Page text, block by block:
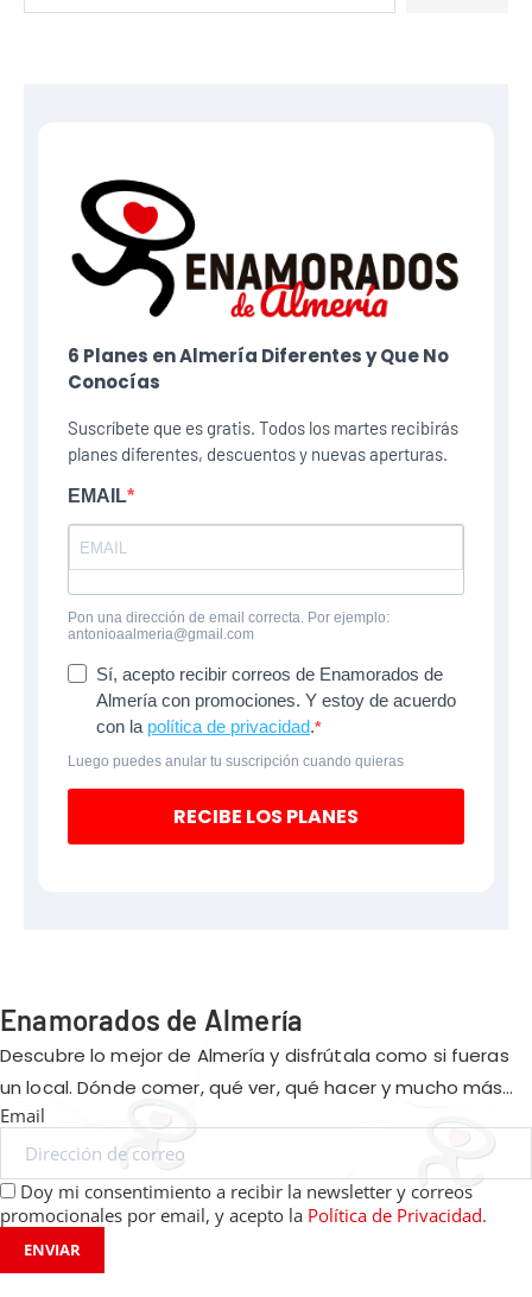
6 Planes​ en Almería Diferentes y Que No
Conocías
Suscríbete que es gratis. Todos los martes recibirás
planes diferentes, descuentos y nuevas aperturas.
EMAIL
Pon una dirección de email correcta. Por ejemplo:
antonioaalmeria@gmail.com
Sí, acepto recibir correos de Enamorados de
Almería con promociones. Y estoy de acuerdo
con la política de privacidad.
Luego puedes anular tu suscripción cuando quieras
RECIBE LOS PLANES
Enamorados de Almería
Descubre lo mejor de Almería y disfrútala como si fueras
un local. Dónde comer, qué ver, qué hacer y mucho más…
Email
Doy mi consentimiento a recibir la newsletter y correos
promocionales por email, y acepto la Política de Privacidad.
ENVIAR